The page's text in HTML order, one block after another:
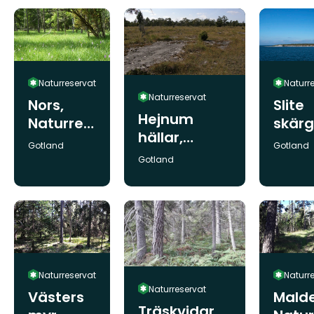
Naturreservat
Nors,
Naturres
ervat
Kommun:
Gotland
Naturreservat
Hejnum
hällar,
Naturreserv
Kommun:
Gotland
Slite
,
Gotland
Naturreservat
Västers
Naturreservat